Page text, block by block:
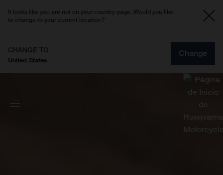
It looks like you are not on your country page. Would you like
to change to your current location?
CHANGE TO
United States
Change